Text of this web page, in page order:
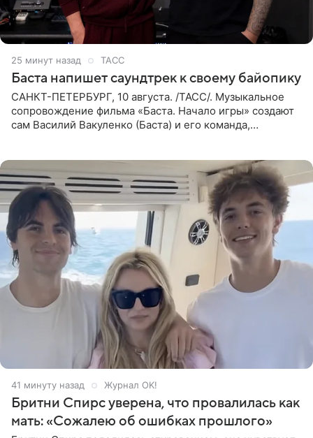
25 минут назад ТАСС
Баста напишет саундтрек к своему байопику
САНКТ-ПЕТЕРБУРГ, 10 августа. /ТАСС/. Музыкальное
сопровождение фильма «Баста. Начало игры» создают
сам Василий Вакуленко (Баста) и его команда,
41 минуту назад Журнал OK!
Бритни Спирс уверена, что провалилась как
мать: «Сожалею об ошибках прошлого»